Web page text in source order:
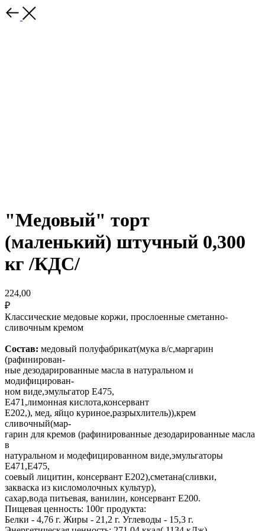
"Медовый" торт
(маленький) штучный 0,300
кг /КДС/
224,00
₽
Классические медовые коржи, прослоенные сметанно-
сливочным кремом
Состав: медовый полуфабрикат(мука в/с,маргарин
(рафинирован-
ные дезодарированные масла в натуральном и
модифицирован-
ном виде,эмульгатор Е475,
Е471,лимонная кислота,консервант
Е202,), мед, яйцо куриное,разрыхлитель)),крем
сливочный(мар-
гарин для кремов (рафинированные дезодарированные масла
в
натуральном и модефицированном виде,эмульгаторы
Е471,Е475,
соевый лицитин, консервант Е202),сметана(сливки,
закваска из кисломолочных культур),
сахар,вода питьевая, ванилин, консервант Е200.
Пищевая ценность: 100г продукта:
Белки - 4,76 г. Жиры - 21,2 г. Углеводы - 15,3 г.